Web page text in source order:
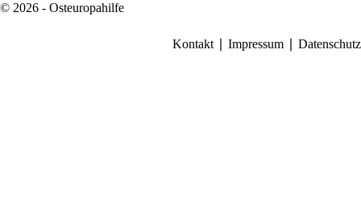
© 2026 - Osteuropahilfe
Kontakt Impressum Datenschutz